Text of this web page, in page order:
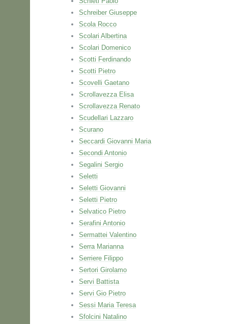
Schreiber Giuseppe
Scola Rocco
Scolari Albertina
Scolari Domenico
Scotti Ferdinando
Scotti Pietro
Scovelli Gaetano
Scrollavezza Elisa
Scrollavezza Renato
Scudellari Lazzaro
Scurano
Seccardi Giovanni Maria
Secondi Antonio
Segalini Sergio
Seletti
Seletti Giovanni
Seletti Pietro
Selvatico Pietro
Serafini Antonio
Sermattei Valentino
Serra Marianna
Serriere Filippo
Sertori Girolamo
Servi Battista
Servi Gio Pietro
Sessi Maria Teresa
Sfolcini Natalino